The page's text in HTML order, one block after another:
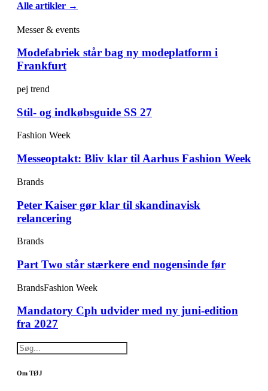
Alle artikler →
Messer & events
Modefabriek står bag ny modeplatform i
Frankfurt
pej trend
Stil- og indkøbsguide SS 27
Fashion Week
Messeoptakt: Bliv klar til Aarhus Fashion Week
Brands
Peter Kaiser gør klar til skandinavisk
relancering
Brands
Part Two står stærkere end nogensinde før
BrandsFashion Week
Mandatory Cph udvider med ny juni-edition
fra 2027
Om TØJ